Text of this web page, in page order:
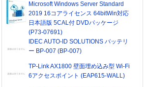
Microsoft Windows Server Standard
2019 16コアライセンス 64bitWin対応
日本語版 5CAL付 DVDパッケージ
(P73-07691)
IDEC AUTO-ID SOLUTIONS バッテリ
ー BP-007 (BP-007)
TP-Link AX1800 壁面埋め込み型 Wi-Fi
6アクセスポイント (EAP615-WALL)